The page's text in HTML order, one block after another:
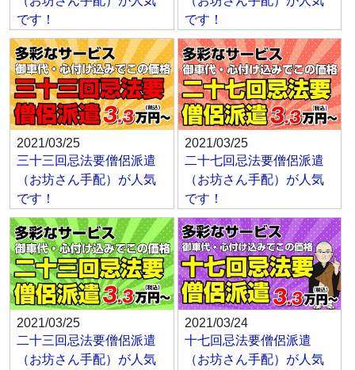
です！
です！
2021/03/25
三十三回忌法要僧侶派遣
（お坊さん手配）が人気
です！
2021/03/25
二十七回忌法要僧侶派遣
（お坊さん手配）が人気
です！
2021/03/25
二十三回忌法要僧侶派遣
（お坊さん手配）が人気
2021/03/24
十七回忌法要僧侶派遣
（お坊さん手配）が人気